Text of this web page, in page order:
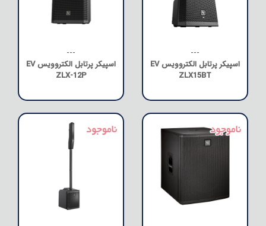
---
اسپیکر پرتابل الکتروویس EV
ZLX15BT
---
اسپیکر پرتابل الکتروویس EV
ZLX-12P